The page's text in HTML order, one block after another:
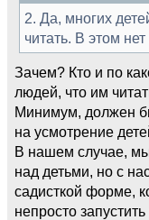
2. Да, многих
читать. В этом
Зачем? Кто и по
людей, что им
Минимум, должен
на усмотрение
В нашем случае,
над детьми, но с
садисткой форме,
непросто